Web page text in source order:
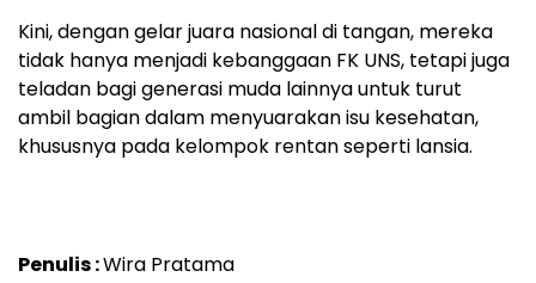
Kini, dengan gelar juara nasional di tangan, mereka
tidak hanya menjadi kebanggaan FK UNS, tetapi juga
teladan bagi generasi muda lainnya untuk turut
ambil bagian dalam menyuarakan isu kesehatan,
khususnya pada kelompok rentan seperti lansia.
Penulis :Wira Pratama